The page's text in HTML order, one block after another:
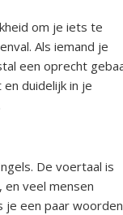
om je iets te
Als iemand je
een oprecht
duidelijk in je
De voertaal is
en veel mensen
je een paar woorden